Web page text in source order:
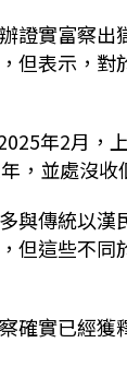
證實富察
但表示，
年2月，
，並處沒
與傳統以
但這些不
確實已經